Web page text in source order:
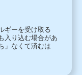
ギーを受け取る
入り込む場合があ
」なくて済むは